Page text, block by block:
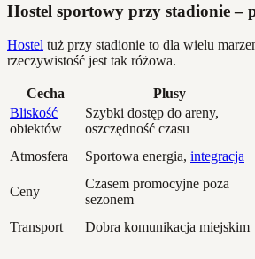
Hostel sportowy przy stadionie –
Hostel tuż przy stadionie to dla wielu
rzeczywistość jest tak różowa.
Cecha Plusy
Bliskość
obiektów
Szybki dostęp do areny,
oszczędność czasu
Atmosfera
Sportowa energia, integracja
Ceny
Czasem promocyjne poza
sezonem
Transport
Dobra komunikacja miejskim